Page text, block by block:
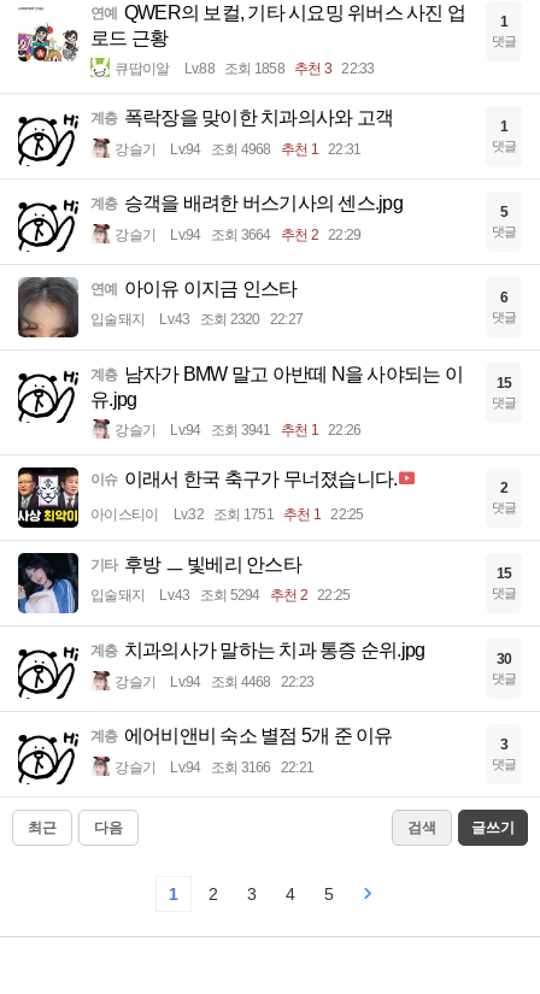
연예 QWER의 보컬, 기타 시요밍 위버스 사진 업
로드 근황
큐땁이알 Lv.88 조회 1858 추천 3 22:33
1
댓글
계층 폭락장을 맞이한 치과의사와 고객
강슬기 Lv.94 조회 4968 추천 1 22:31
1
댓글
계층 승객을 배려한 버스기사의 센스.jpg
강슬기 Lv.94 조회 3664 추천 2 22:29
5
댓글
연예 아이유 이지금 인스타
입술돼지 Lv.43 조회 2320 22:27
6
댓글
계층 남자가 BMW 말고 아반떼 N을 사야되는 이
유.jpg
강슬기 Lv.94 조회 3941 추천 1 22:26
15
댓글
이슈 이래서 한국 축구가 무너졌습니다.
아이스티이 Lv.32 조회 1751 추천 1 22:25
2
댓글
기타 후방 ㅡ 빛베리 안스타
입술돼지 Lv.43 조회 5294 추천 2 22:25
15
댓글
계층 치과의사가 말하는 치과 통증 순위.jpg
강슬기 Lv.94 조회 4468 22:23
30
댓글
계층 에어비앤비 숙소 별점 5개 준 이유
강슬기 Lv.94 조회 3166 22:21
3
댓글
최근 다음 검색 글쓰기
1 2 3 4 5